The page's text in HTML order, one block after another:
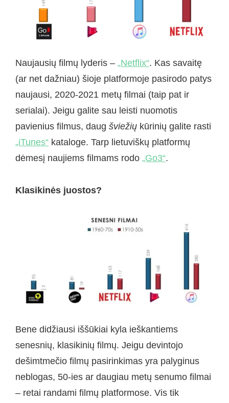
Naujausių filmų lyderis – „Netflix“. Kas savaitę
(ar net dažniau) šioje platformoje pasirodo patys
naujausi, 2020-2021 metų filmai (taip pat ir
serialai). Jeigu galite sau leisti nuomotis
pavienius filmus, daug šviežių kūrinių galite rasti
„iTunes“ kataloge. Tarp lietuviškų platformų
dėmesį naujiems filmams rodo „Go3“.
Klasikinės juostos?
Bene didžiausi iššūkiai kyla ieškantiems
senesnių, klasikinių filmų. Jeigu devintojo
dešimtmečio filmų pasirinkimas yra palyginus
neblogas, 50-ies ar daugiau metų senumo filmai
– retai randami filmų platformose. Vis tik